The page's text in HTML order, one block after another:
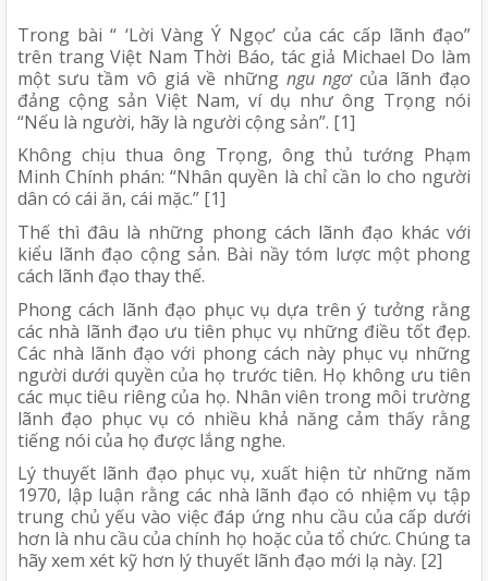
Trong bài “ ‘Lời Vàng Ý Ngọc’ của các cấp lãnh đạo”
trên trang Việt Nam Thời Báo, tác giả Michael Do làm
một sưu tầm vô giá về những ngu ngơ của lãnh đạo
đảng cộng sản Việt Nam, ví dụ như ông Trọng nói
“Nếu là người, hãy là người cộng sản”. [1]
Không chịu thua ông Trọng, ông thủ tướng Phạm
Minh Chính phán: “Nhân quyền là chỉ cần lo cho người
dân có cái ăn, cái mặc.” [1]
Thế thì đâu là những phong cách lãnh đạo khác với
kiểu lãnh đạo cộng sản. Bài nầy tóm lược một phong
cách lãnh đạo thay thế.
Phong cách lãnh đạo phục vụ dựa trên ý tưởng rằng
các nhà lãnh đạo ưu tiên phục vụ những điều tốt đẹp.
Các nhà lãnh đạo với phong cách này phục vụ những
người dưới quyền của họ trước tiên. Họ không ưu tiên
các mục tiêu riêng của họ. Nhân viên trong môi trường
lãnh đạo phục vụ có nhiều khả năng cảm thấy rằng
tiếng nói của họ được lắng nghe.
Lý thuyết lãnh đạo phục vụ, xuất hiện từ những năm
1970, lập luận rằng các nhà lãnh đạo có nhiệm vụ tập
trung chủ yếu vào việc đáp ứng nhu cầu của cấp dưới
hơn là nhu cầu của chính họ hoặc của tổ chức. Chúng ta
hãy xem xét kỹ hơn lý thuyết lãnh đạo mới lạ này. [2]